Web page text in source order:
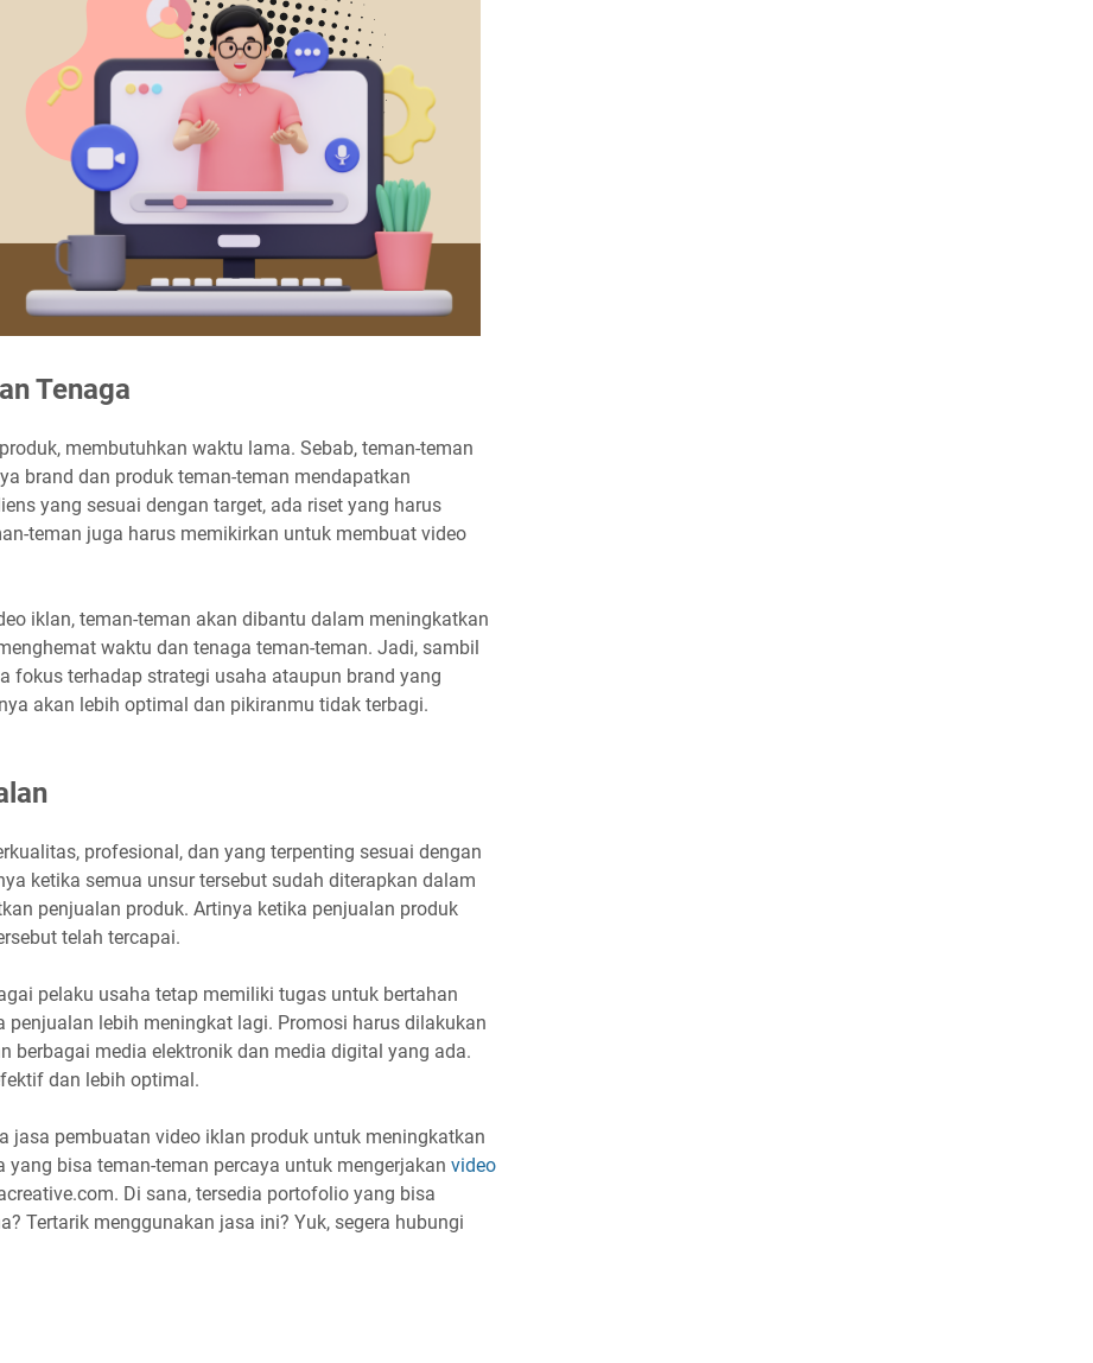
Tenaga
membutuhkan waktu lama. Sebab, teman-teman
brand dan produk teman-teman mendapatkan
yang sesuai dengan target, ada riset yang harus
teman juga harus memikirkan untuk membuat video
iklan, teman-teman akan dibantu dalam meningkatkan
waktu dan tenaga teman-teman. Jadi, sambil
fokus terhadap strategi usaha ataupun brand yang
akan lebih optimal dan pikiranmu tidak terbagi.
profesional, dan yang terpenting sesuai dengan
ketika semua unsur tersebut sudah diterapkan dalam
penjualan produk. Artinya ketika penjualan produk
telah tercapai.
pelaku usaha tetap memiliki tugas untuk bertahan
lebih meningkat lagi. Promosi harus dilakukan
berbagai media elektronik dan media digital yang ada.
dan lebih optimal.
jasa pembuatan video iklan produk untuk meningkatkan
bisa teman-teman percaya untuk mengerjakan video
Di sana, tersedia portofolio yang bisa
Tertarik menggunakan jasa ini? Yuk, segera hubungi